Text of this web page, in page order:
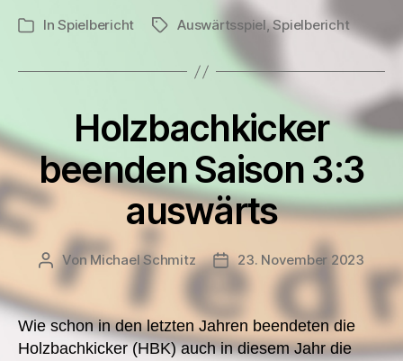
Kategorien
InSpielbericht Schlagwörter
Auswärtsspiel,Spielbericht
Holzbachkicker
beenden Saison 3:3
auswärts
Beitragsautor
VonMichael Schmitz Veröffentlichungsdatum
23. November 2023
Wie schon in den letzten Jahren beendeten die
Holzbachkicker (HBK) auch in diesem Jahr die